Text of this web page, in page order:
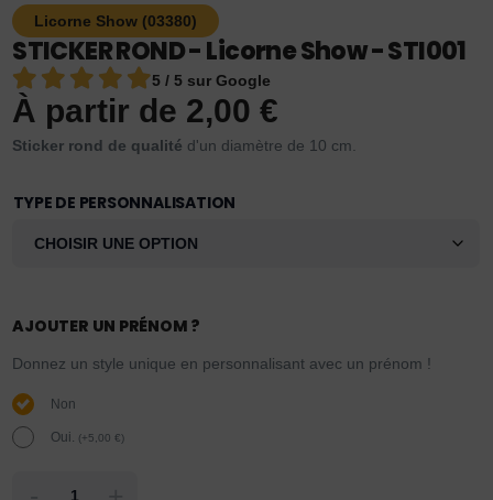
Licorne Show (03380)
STICKER ROND - Licorne Show - STI001
5 / 5 sur Google
À partir de 2,00€
Sticker rond de qualité d'un diamètre de 10 cm.
TYPE DE PERSONNALISATION
AJOUTER UN PRÉNOM ?
Donnez un style unique en personnalisant avec un prénom !
Non
Oui. (+5,00€)